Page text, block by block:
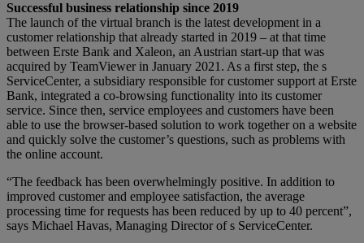
Successful business relationship since 2019
The launch of the virtual branch is the latest development in a
customer relationship that already started in 2019 – at that time
between Erste Bank and Xaleon, an Austrian start-up that was
acquired by TeamViewer in January 2021. As a first step, the s
ServiceCenter, a subsidiary responsible for customer support at Erste
Bank, integrated a co-browsing functionality into its customer
service. Since then, service employees and customers have been
able to use the browser-based solution to work together on a website
and quickly solve the customer’s questions, such as problems with
the online account.
“The feedback has been overwhelmingly positive. In addition to
improved customer and employee satisfaction, the average
processing time for requests has been reduced by up to 40 percent”,
says Michael Havas, Managing Director of s ServiceCenter.